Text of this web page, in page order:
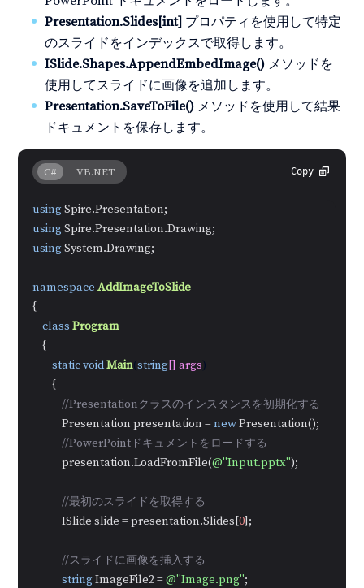
Presentation.Slides[int] プロパティを使用して特定
のスライドをインデックスで取得します。
ISlide.Shapes.AppendEmbedImage() メソッドを
使用してスライドに画像を追加します。
Presentation.SaveToFile() メソッドを使用して結果
ドキュメントを保存します。
C# VB.NET Copy
using
using
using System.Drawing;
namespace AddImageToSlide
{
class Program
    {
staticvoidMain(string[] args)
        {
//Presentationクラスのインスタンスを初期化する
            Presentation presentation =
new Presentation();
//PowerPointドキュメントをロードする
            presentation.LoadFromFile(
@"Input.pptx");
//最初のスライドを取得する
            ISlide slide = presentation.Slides[
0];
//スライドに画像を挿入する
string ImageFile2 = @"Image.png";